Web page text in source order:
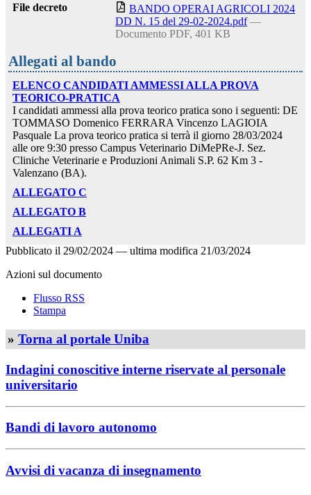
File decreto
BANDO OPERAI AGRICOLI 2024
DD N. 15 del 29-02-2024.pdf —
Documento PDF, 401 KB
Allegati al bando
ELENCO CANDIDATI AMMESSI ALLA PROVA
TEORICO-PRATICA
I candidati ammessi alla prova teorico pratica sono i seguenti: DE
TOMMASO Domenico FERRARA Vincenzo LAGIOIA
Pasquale La prova teorico pratica si terrà il giorno 28/03/2024
alle ore 9:30 presso Campus Veterinario DiMePRe-J. Sez.
Cliniche Veterinarie e Produzioni Animali S.P. 62 Km 3 -
Valenzano (BA).
ALLEGATO C
ALLEGATO B
ALLEGATI A
Pubblicato il 29/02/2024 — ultima modifica 21/03/2024
Azioni sul documento
Flusso RSS
Stampa
» Torna al portale Uniba
Indagini conoscitive interne riservate al personale
universitario
Bandi di lavoro autonomo
Avvisi di vacanza di insegnamento